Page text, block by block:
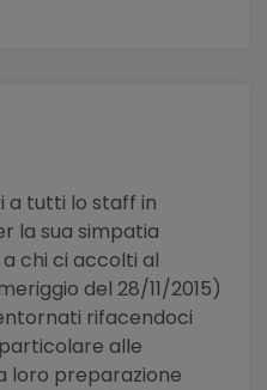
a tutti lo staff in
la sua simpatia
chi ci accolti al
del 28/11/2015)
rifacendoci
alle
loro preparazione